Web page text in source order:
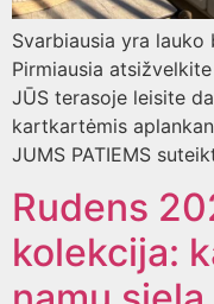
Svarbiausia yra lauko
Pirmiausia
JŪS terasoje leisite
kartkartėmis
JUMS PATIEMS
Rudens
kolekcija: